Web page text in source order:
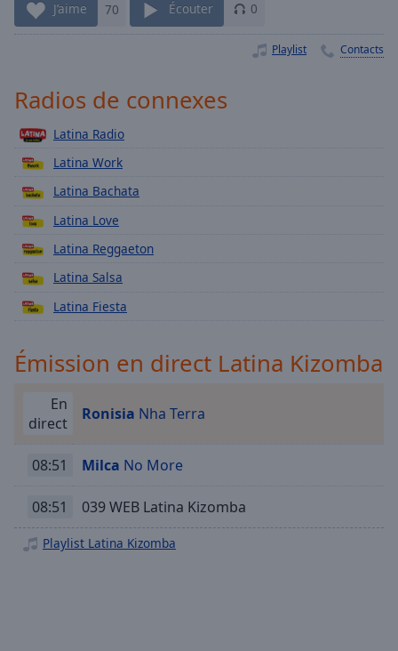
1x
Chapters
Chapters
Descriptions
descriptions
off ,
Subtitles
subtitles
subtitles
dialog
subtitles
selected
Audio
Track
Picture-
J’aime 70 Écouter 0
Playlist Contacts
Radios de connexes
Latina Radio
Latina Work
Latina Bachata
Latina Love
Latina Reggaeton
Latina Salsa
Latina Fiesta
Émission en direct Latina Kizomba
En
direct
Ronisia Nha Terra
08:51 Milca No More
08:51 039 WEB Latina Kizomba
Playlist Latina Kizomba